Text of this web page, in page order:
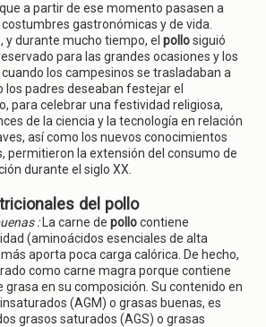
a partir de ese momento pasasen a
gastronómicas y de vida.
y durante mucho tiempo, el pollosiguió
para las grandes ocasiones y los
los campesinos se trasladaban a
los padres deseaban festejar el
para celebrar una festividad religiosa,
de la ciencia y la tecnología en relación
así como los nuevos conocimientos
permitieron la extensión del consumo de
durante el siglo XX.
del pollo
:La carne de pollocontiene
(aminoácidos esenciales de alta
aporta poca carga calórica. De hecho,
como carne magra porque contiene
grasa en su composición. Su contenido en
(AGM) o grasas buenas, es
grasos saturados (AGS) o grasas